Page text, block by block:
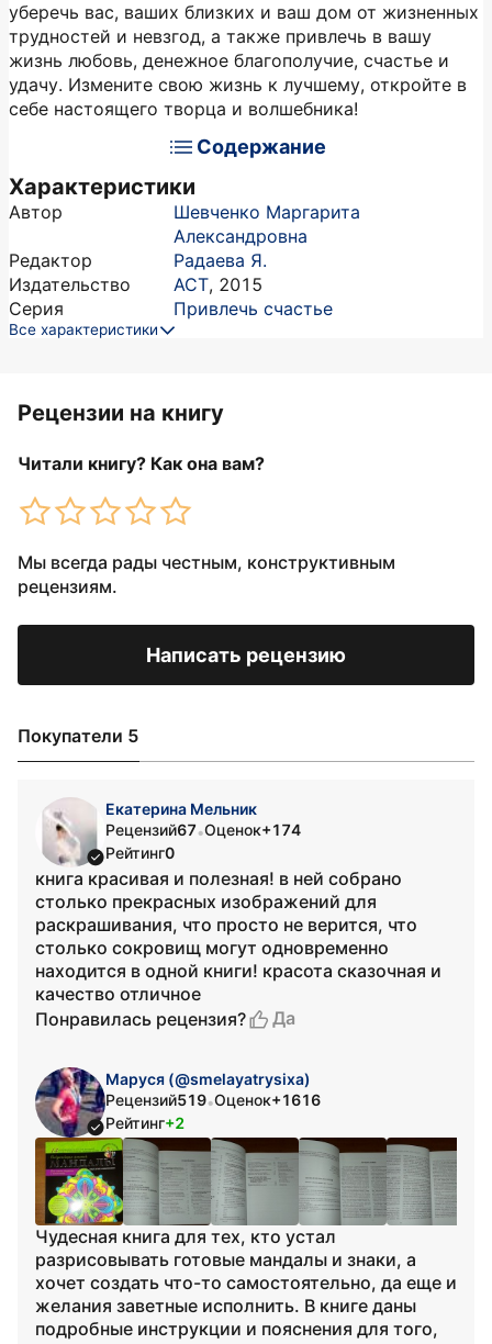
уберечь вас, ваших близких и ваш дом от жизненных
трудностей и невзгод, а также привлечь в вашу
жизнь любовь, денежное благополучие, счастье и
удачу. Измените свою жизнь к лучшему, откройте в
себе настоящего творца и волшебника!
Содержание
Характеристики
Автор
Шевченко Маргарита
Александровна
Редактор
Радаева Я.
Издательство
АСТ, 2015
Серия
Привлечь счастье
Все характеристики
Рецензии на книгу
Читали книгу? Как она вам?
Мы всегда рады честным, конструктивным
рецензиям.
Написать рецензию
Покупатели 5
Екатерина Мельник
Рецензий67•Оценок+174
Рейтинг0
книга красивая и полезная! в ней собрано
столько прекрасных изображений для
раскрашивания, что просто не верится, что
столько сокровищ могут одновременно
находится в одной книги! красота сказочная и
качество отличное
Понравилась рецензия?
Да
Маруся (@smelayatrysixa)
Рецензий519•Оценок+1616
Рейтинг+2
Чудесная книга для тех, кто устал
разрисовывать готовые мандалы и знаки, а
хочет создать что-то самостоятельно, да еще и
желания заветные исполнить. В книге даны
подробные инструкции и пояснения для того,